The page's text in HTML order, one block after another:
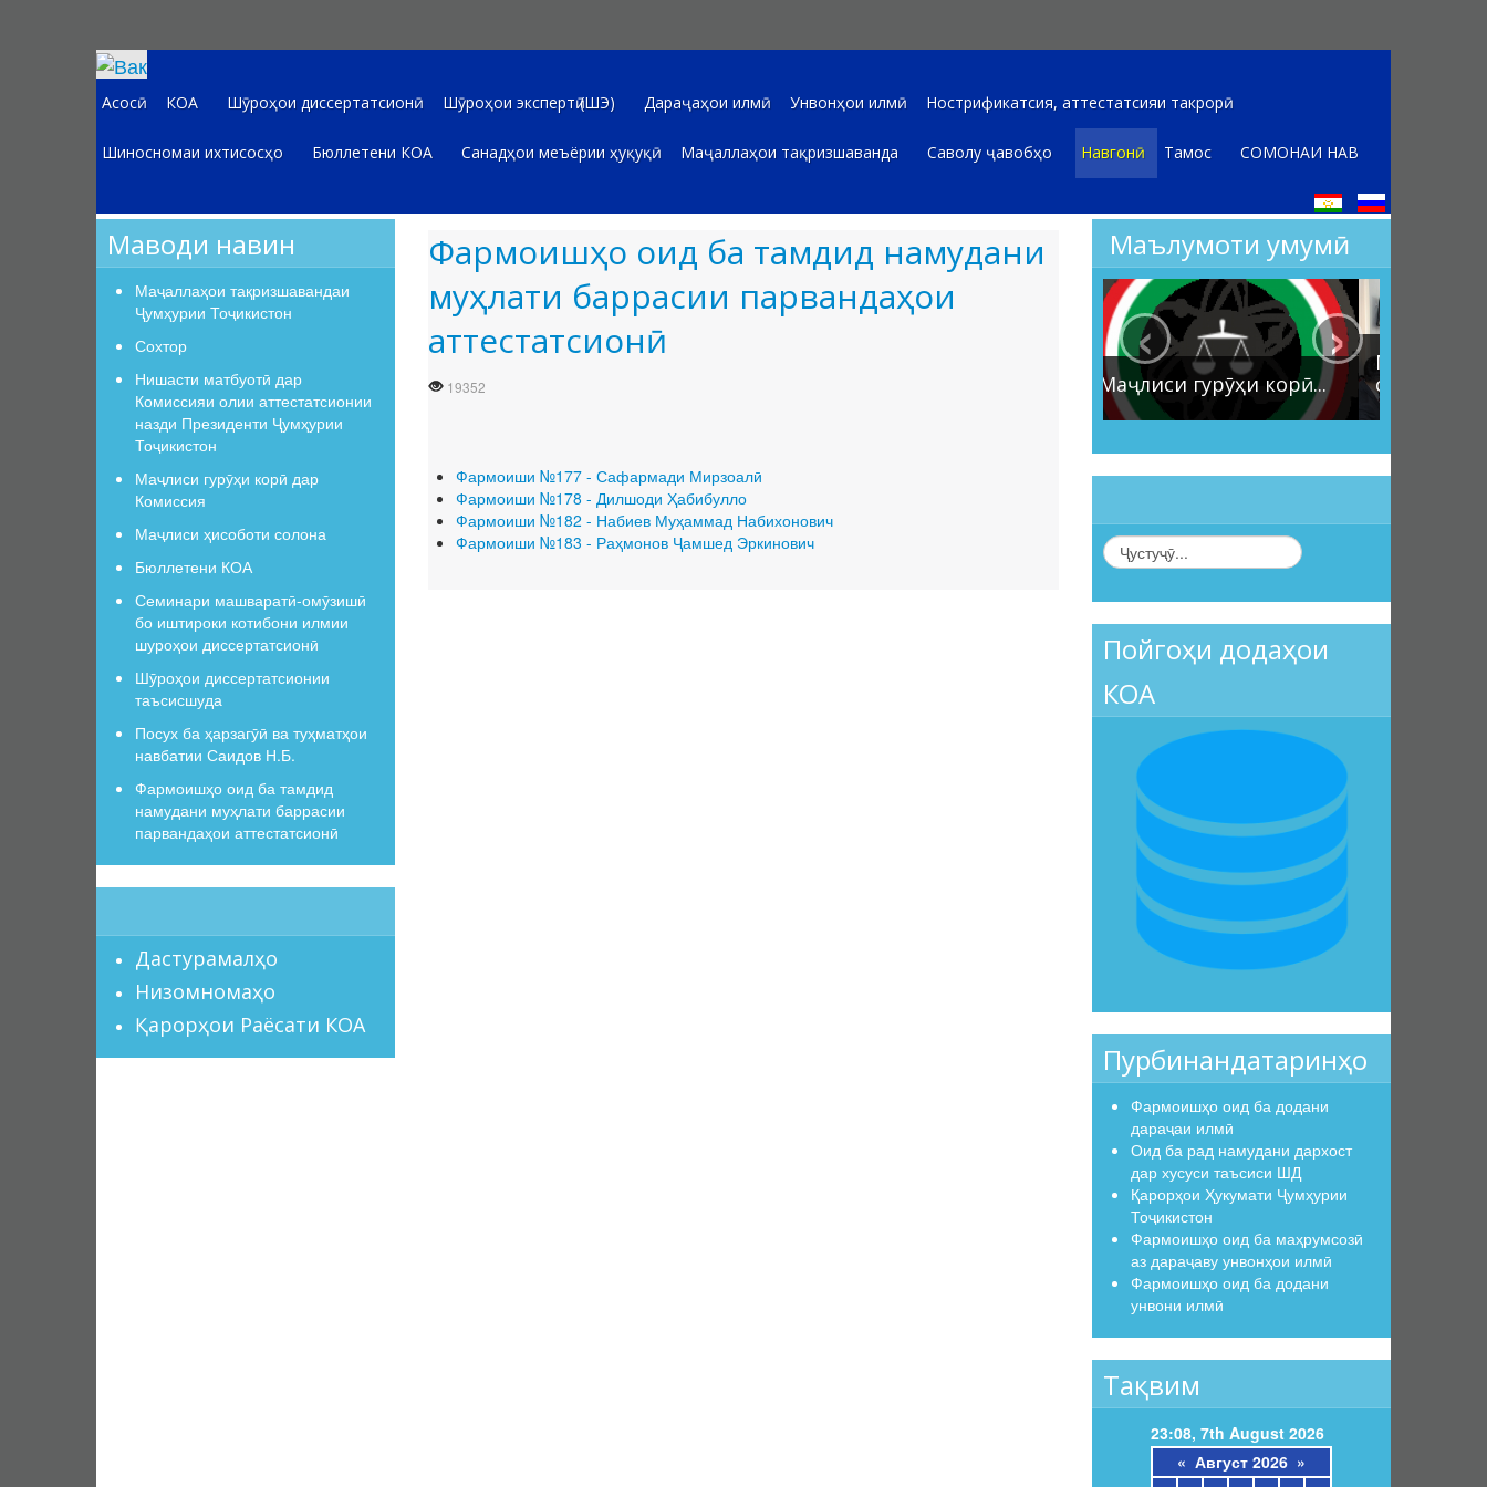
Асосӣ КОА Шӯроҳои диссертатсионӣ Шӯроҳои экспертӣ (ШЭ) Дараҷаҳои илмӣ Унвонҳои илмӣ Нострификатсия, аттестатсияи такрорӣ
Шиносномаи ихтисосҳо Бюллетени КОА Санадҳои меъёрии ҳуқуқӣ Маҷаллаҳои тақризшаванда Саволу ҷавобҳо Навгонӣ Тамос СОМОНАИ НАВ
Маводи навин
Маҷаллаҳои тақризшавандаи
Ҷумҳурии Тоҷикистон
Сохтор
Нишасти матбуотӣ дар
Комиссияи олии аттестатсионии
назди Президенти Ҷумҳурии
Тоҷикистон
Маҷлиси гурӯҳи корӣ дар
Комиссия
Маҷлиси ҳисоботи солона
Бюллетени КОА
Семинари машваратӣ-омӯзишӣ
бо иштироки котибони илмии
шуроҳои диссертатсионӣ
Шӯроҳои диссертатсионии
таъсисшуда
Посух ба ҳарзагӯӣ ва туҳматҳои
навбатии Саидов Н.Б.
Фармоишҳо оид ба тамдид
намудани муҳлати баррасии
парвандаҳои аттестатсионӣ
Дастурамалҳо
Низомномаҳо
Қарорҳои Раёсати КОА
Фармоишҳо оид ба тамдид намудани
муҳлати баррасии парвандаҳои
аттестатсионӣ
19352
Фармоиши №177 - Сафармади Мирзоалӣ
Фармоиши №178 - Дилшоди Ҳабибулло
Фармоиши №182 - Набиев Муҳаммад Набихонович
Фармоиши №183 - Раҳмонов Ҷамшед Эркинович
Маълумоти умумӣ
Маҷлиси гурӯҳи корӣ...
Маҷлиси ҳисоботи
солона...
‹ ›
Пойгоҳи додаҳои
КОА
Пурбинандатаринҳо
Фармоишҳо оид ба додани
дараҷаи илмӣ
Оид ба рад намудани дархост
дар хусуси таъсиси ШД
Қарорҳои Ҳукумати Ҷумҳурии
Тоҷикистон
Фармоишҳо оид ба маҳрумсозӣ
аз дараҷаву унвонҳои илмӣ
Фармоишҳо оид ба додани
унвони илмӣ
Тақвим
23:08, 7th August 2026
« Август 2026 »